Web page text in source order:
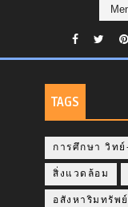
TAGS
การศึกษา วิทย์
สิ่งแวดล้อม
อสังหาริมทรัพย์